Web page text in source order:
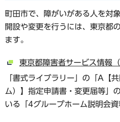
町田市で、障がいがある人を対
開設や変更を行うには、東京都
ます。
東京都障害者サービス情報（
「書式ライブラリー」の「A【
ム）】指定申請書・変更届等」
いる「4グループホーム説明会資